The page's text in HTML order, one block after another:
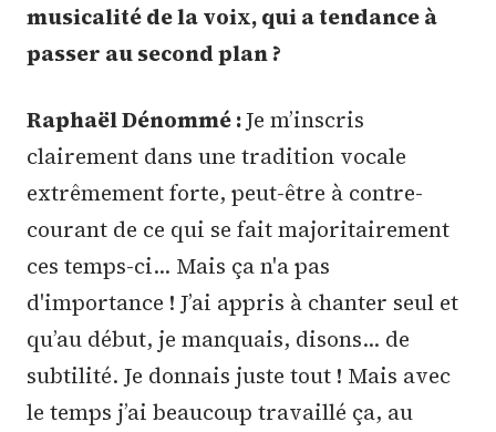
musicalité de la voix, qui a tendance à
passer au second plan ?
Raphaël Dénommé :Je m’inscris
clairement dans une tradition vocale
extrêmement forte, peut-être à contre-
courant de ce qui se fait majoritairement
ces temps-ci... Mais ça n'a pas
d'importance ! J’ai appris à chanter seul et
qu’au début, je manquais, disons… de
subtilité. Je donnais juste tout ! Mais avec
le temps j’ai beaucoup travaillé ça, au